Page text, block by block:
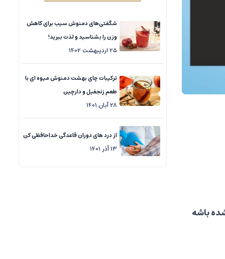
باشه
شگفتی‌های دمنوش سیب برای کاهش
وزن را بشناسید و لذت ببرید!
25 اردیبهشت 1402
ترکیبات چای بهشت دمنوش میوه ای با
طعم زنجفیل و دارچین
28آبان 1401
از درد های دوران قاعدگی خداحافظی کن
13آذر 1401